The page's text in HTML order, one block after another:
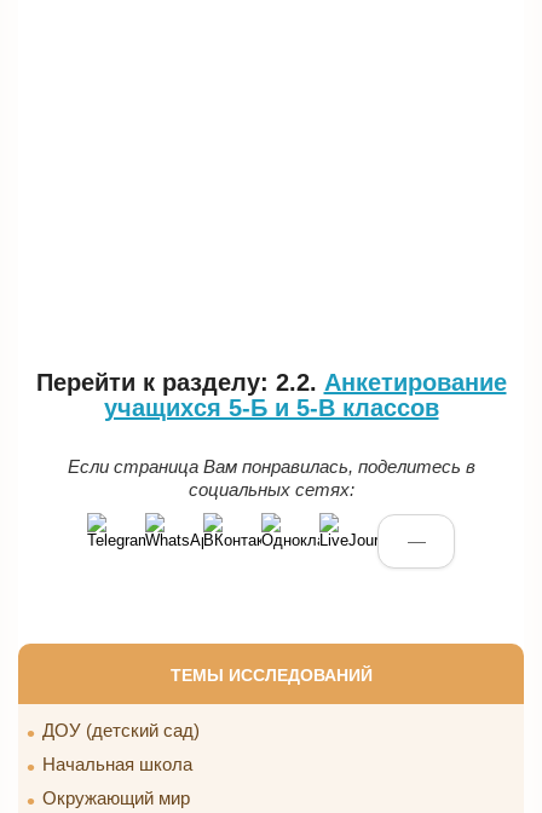
ТЕМЫ ИССЛЕДОВАНИЙ
ДОУ (детский сад)
Начальная школа
Окружающий мир
Перейти к разделу: 2.2. Анкетирование
учащихся 5-Б и 5-В классов
Если страница Вам понравилась, поделитесь в
социальных сетях:
—